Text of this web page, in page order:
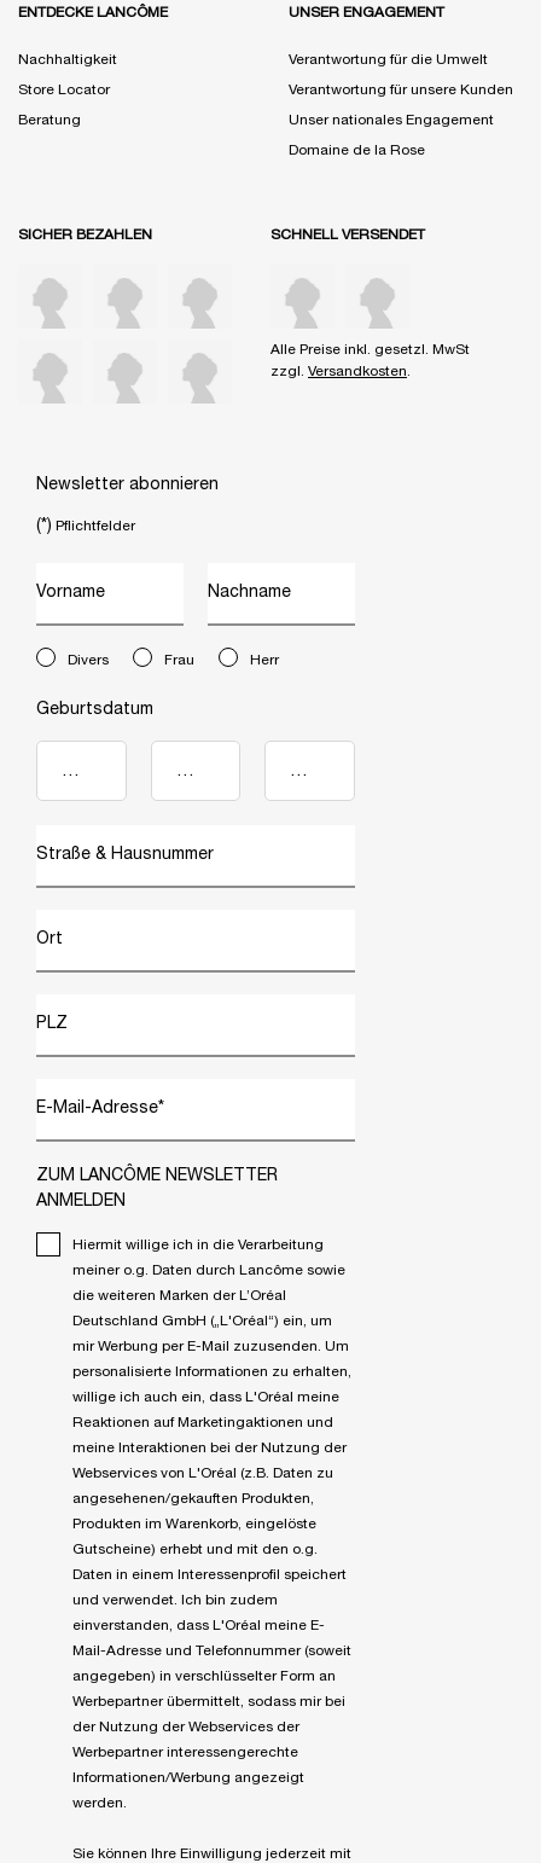
ENTDECKE LANCÔME
Nachhaltigkeit
Store Locator
Beratung
UNSER ENGAGEMENT
Verantwortung für die Umwelt
Verantwortung für unsere Kunden
Unser nationales Engagement
Domaine de la Rose
SICHER BEZAHLEN SCHNELL VERSENDET
Alle Preise inkl. gesetzl. MwSt
zzgl. Versandkosten.
Newsletter abonnieren
(*) Pflichtfelder
Vorname Nachname
newslettersignup.title.legend
Divers Frau Herr
Geburtsdatum
Straße & Hausnummer
Ort
PLZ
E-Mail-Adresse*
ZUM LANCÔME NEWSLETTER
ANMELDEN
Hiermit willige ich in die Verarbeitung
meiner o.g. Daten durch Lancôme sowie
die weiteren Marken der L’Oréal
Deutschland GmbH („L'Oréal“) ein, um
mir Werbung per E-Mail zuzusenden. Um
personalisierte Informationen zu erhalten,
willige ich auch ein, dass L'Oréal meine
Reaktionen auf Marketingaktionen und
meine Interaktionen bei der Nutzung der
Webservices von L'Oréal (z.B. Daten zu
angesehenen/gekauften Produkten,
Produkten im Warenkorb, eingelöste
Gutscheine) erhebt und mit den o.g.
Daten in einem Interessenprofil speichert
und verwendet. Ich bin zudem
einverstanden, dass L'Oréal meine E-
Mail-Adresse und Telefonnummer (soweit
angegeben) in verschlüsselter Form an
Werbepartner übermittelt, sodass mir bei
der Nutzung der Webservices der
Werbepartner interessengerechte
Informationen/Werbung angezeigt
werden.
Sie können Ihre Einwilligung jederzeit mit